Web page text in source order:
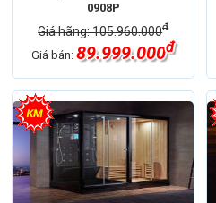
0908P
Giá hãng: 105.960.000đ
Giá bán:89.999.000đ